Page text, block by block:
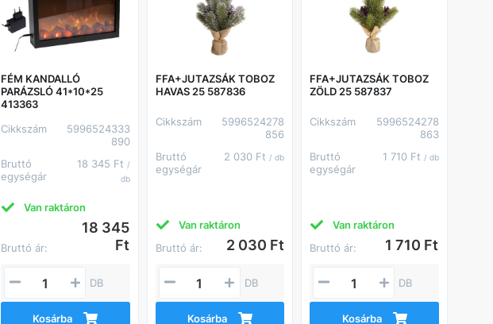
FÉM KANDALLÓ
PARÁZSLÓ 41*10*25
413363
Cikkszám
5996524333
890
Bruttó
egységár
18 345 Ft /
db
Van raktáron
Bruttó ár:
18 345
Ft
DB
Kosárba
FFA+JUTAZSÁK TOBOZ
HAVAS 25 587836
Cikkszám
5996524278
856
Bruttó
egységár
2 030 Ft / db
Van raktáron
Bruttó ár:
2 030 Ft
DB
Kosárba
FFA+JUTAZSÁK TOBOZ
ZÖLD 25 587837
Cikkszám
5996524278
863
Bruttó
egységár
1 710 Ft / db
Van raktáron
Bruttó ár:
1 710 Ft
DB
Kosárba